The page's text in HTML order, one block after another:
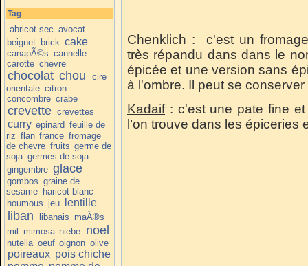
Tag
abricot sec avocat
beignet brick cake
canapÃ©s cannelle
carotte chevre
chocolat chou
cire
orientale citron
concombre crabe
crevette crevettes
curry epinard feuille de
riz flan france fromage
de chevre fruits germe de
soja germes de soja
gingembre glace
gombos graine de
sesame haricot blanc
houmous jeu lentille
liban libanais maÃ®s
mil mimosa niebe noel
nutella oeuf oignon olive
poireaux pois chiche
Chenklich : c'est un
très répandu dans dans le
épicée et une version sans
à l'ombre. Il peut se
Kadaif: c'est une pate fine et
l’on trouve dans les